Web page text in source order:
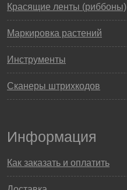
Красящие ленты (риббоны)
Маркировка растений
Инструменты
Сканеры штрихкодов
Информация
Как заказать и оплатить